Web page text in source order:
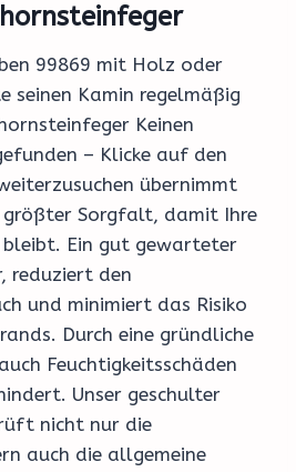
99869 mit Holz oder
seinen Kamin regelmäßig
Keinen
– Klicke auf den
übernimmt
größter Sorgfalt, damit Ihre
bleibt. Ein gut gewarteter
reduziert den
und minimiert das Risiko
Durch eine gründliche
Feuchtigkeitsschäden
Unser geschulter
nicht nur die
auch die allgemeine